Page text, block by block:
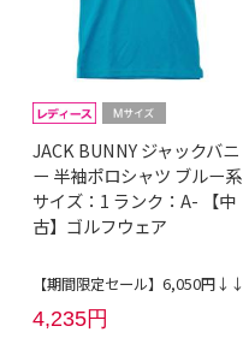
JACK BUNNY ジャックバニ
ー 半袖ポロシャツ ブルー系
サイズ：1 ランク：A- 【中
古】ゴルフウェア
【期間限定セール】6,050円↓↓
4,235円